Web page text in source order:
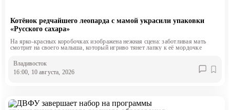
Котёнок редчайшего леопарда с мамой украсили упаковки
«Русского сахара»
На ярко-красных коробочках изображена нежная сцена: заботливая мать
смотрит на своего малыша, который игриво тянет лапку к её мордочке
Владивосток
16:00, 10 августа, 2026